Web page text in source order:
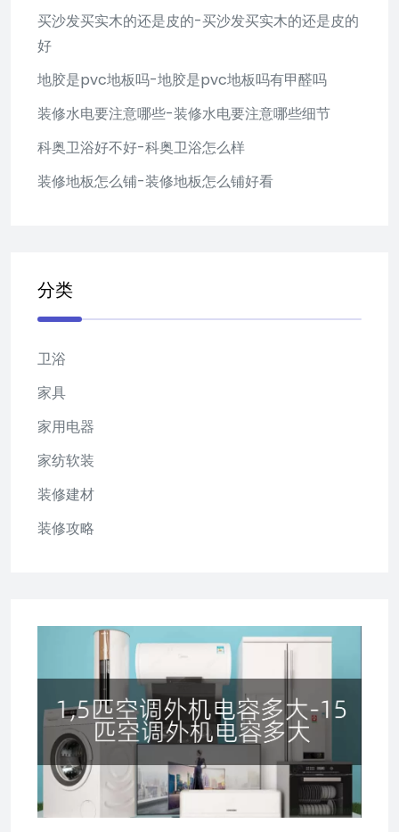
买沙发买实木的还是皮的-买沙发买实木的还是皮的
好
地胶是pvc地板吗-地胶是pvc地板吗有甲醛吗
装修水电要注意哪些-装修水电要注意哪些细节
科奥卫浴好不好-科奥卫浴怎么样
装修地板怎么铺-装修地板怎么铺好看
分类
卫浴
家具
家用电器
家纺软装
装修建材
装修攻略